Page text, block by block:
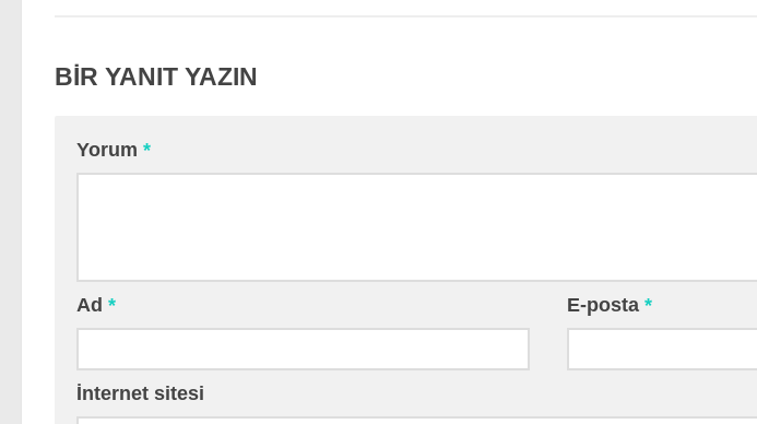
BIR YANIT YAZIN
Yorum *
Ad * E-posta*
İnternet sitesi